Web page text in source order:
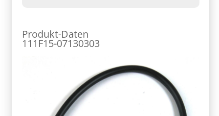
Produkt-Daten
111F15-07130303